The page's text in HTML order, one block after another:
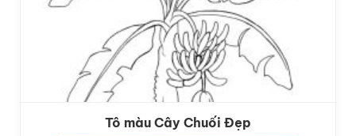
Tô màu Cây Chuối Đẹp